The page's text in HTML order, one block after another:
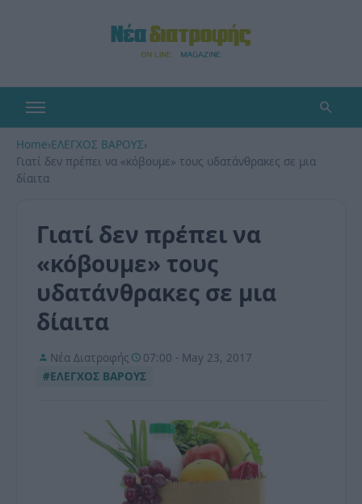
Home›ΕΛΕΓΧΟΣ ΒΑΡΟΥΣ›
Γιατί δεν πρέπει να «κόβουμε» τους υδατάνθρακες σε μια
δίαιτα
Γιατί δεν πρέπει να
«κόβουμε» τους
υδατάνθρακες σε μια
δίαιτα
Νέα Διατροφής
07:00 - May 23, 2017
#ΕΛΕΓΧΟΣ ΒΑΡΟΥΣ